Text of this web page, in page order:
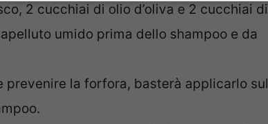
2 cucchiai di olio d’oliva e 2 cucchiai di
umido prima dello shampoo e da
prevenire la forfora, basterà applicarlo sul